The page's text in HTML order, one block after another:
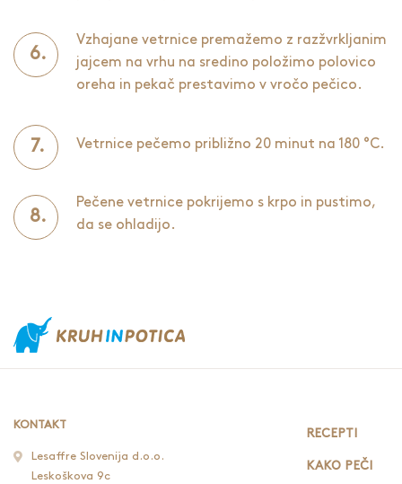
Vzhajane vetrnice premažemo z razžvrkljanim
jajcem na vrhu na sredino položimo polovico
oreha in pekač prestavimo v vročo pečico.
Vetrnice pečemo približno 20 minut na 180 °C.
Pečene vetrnice pokrijemo s krpo in pustimo,
da se ohladijo.
KONTAKT
Lesaffre Slovenija d.o.o.
Leskoškova 9c
RECEPTI
KAKO PEČI